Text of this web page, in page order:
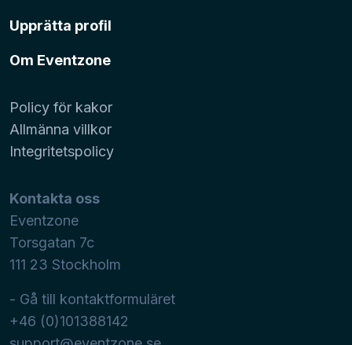
Upprätta profil
Om Eventzone
Policy för kakor
Allmänna villkor
Integritetspolicy
Kontakta oss
Eventzone
Torsgatan 7c
111 23 Stockholm
- Gå till kontaktformuläret
+46 (0)101388142